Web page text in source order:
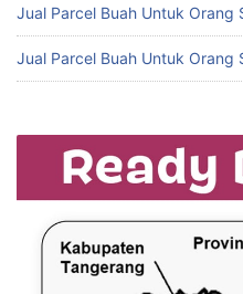
Jual Parcel Buah Untuk Orang
Jual Parcel Buah Untuk Orang